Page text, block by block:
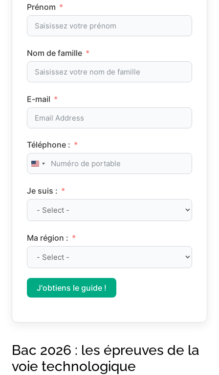
Prénom
Nom de famille
E-mail
Téléphone :
United States +1
Je suis :
Ma région :
J'obtiens le guide !
Bac 2026 : les épreuves de la
voie technologique